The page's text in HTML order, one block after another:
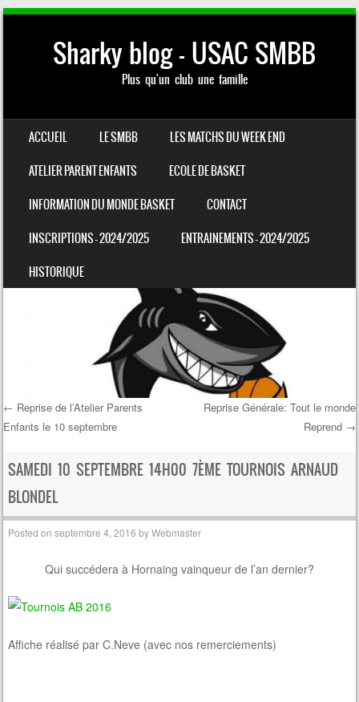
Sharky blog – USAC SMBB
Plus qu'un club une famille
MENU
SKIP TO CONTENT
ACCUEIL LE SMBB
LES MATCHS DU WEEK END
ATELIER PARENT ENFANTS
ECOLE DE BASKET
INFORMATION DU MONDE BASKET
CONTACT
INSCRIPTIONS – 2024/2025
ENTRAINEMENTS – 2024/2025
HISTORIQUE
Post navigation
← Reprise de l’Atelier Parents
Enfants le 10 septembre
Reprise Générale: Tout le monde
Reprend →
SAMEDI 10 SEPTEMBRE 14H00 7ÈME TOURNOIS ARNAUD
BLONDEL
Posted onseptembre 4, 2016 byWebmaster
Qui succédera à Hornaing vainqueur de l’an dernier?
Affiche réalisé par C.Neve (avec nos remerciements)